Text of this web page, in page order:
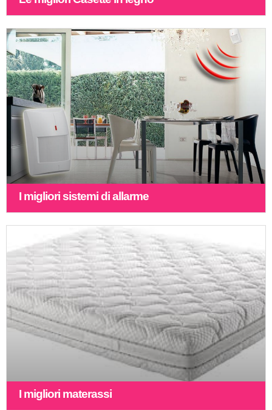
I migliori sistemi di allarme
I migliori materassi